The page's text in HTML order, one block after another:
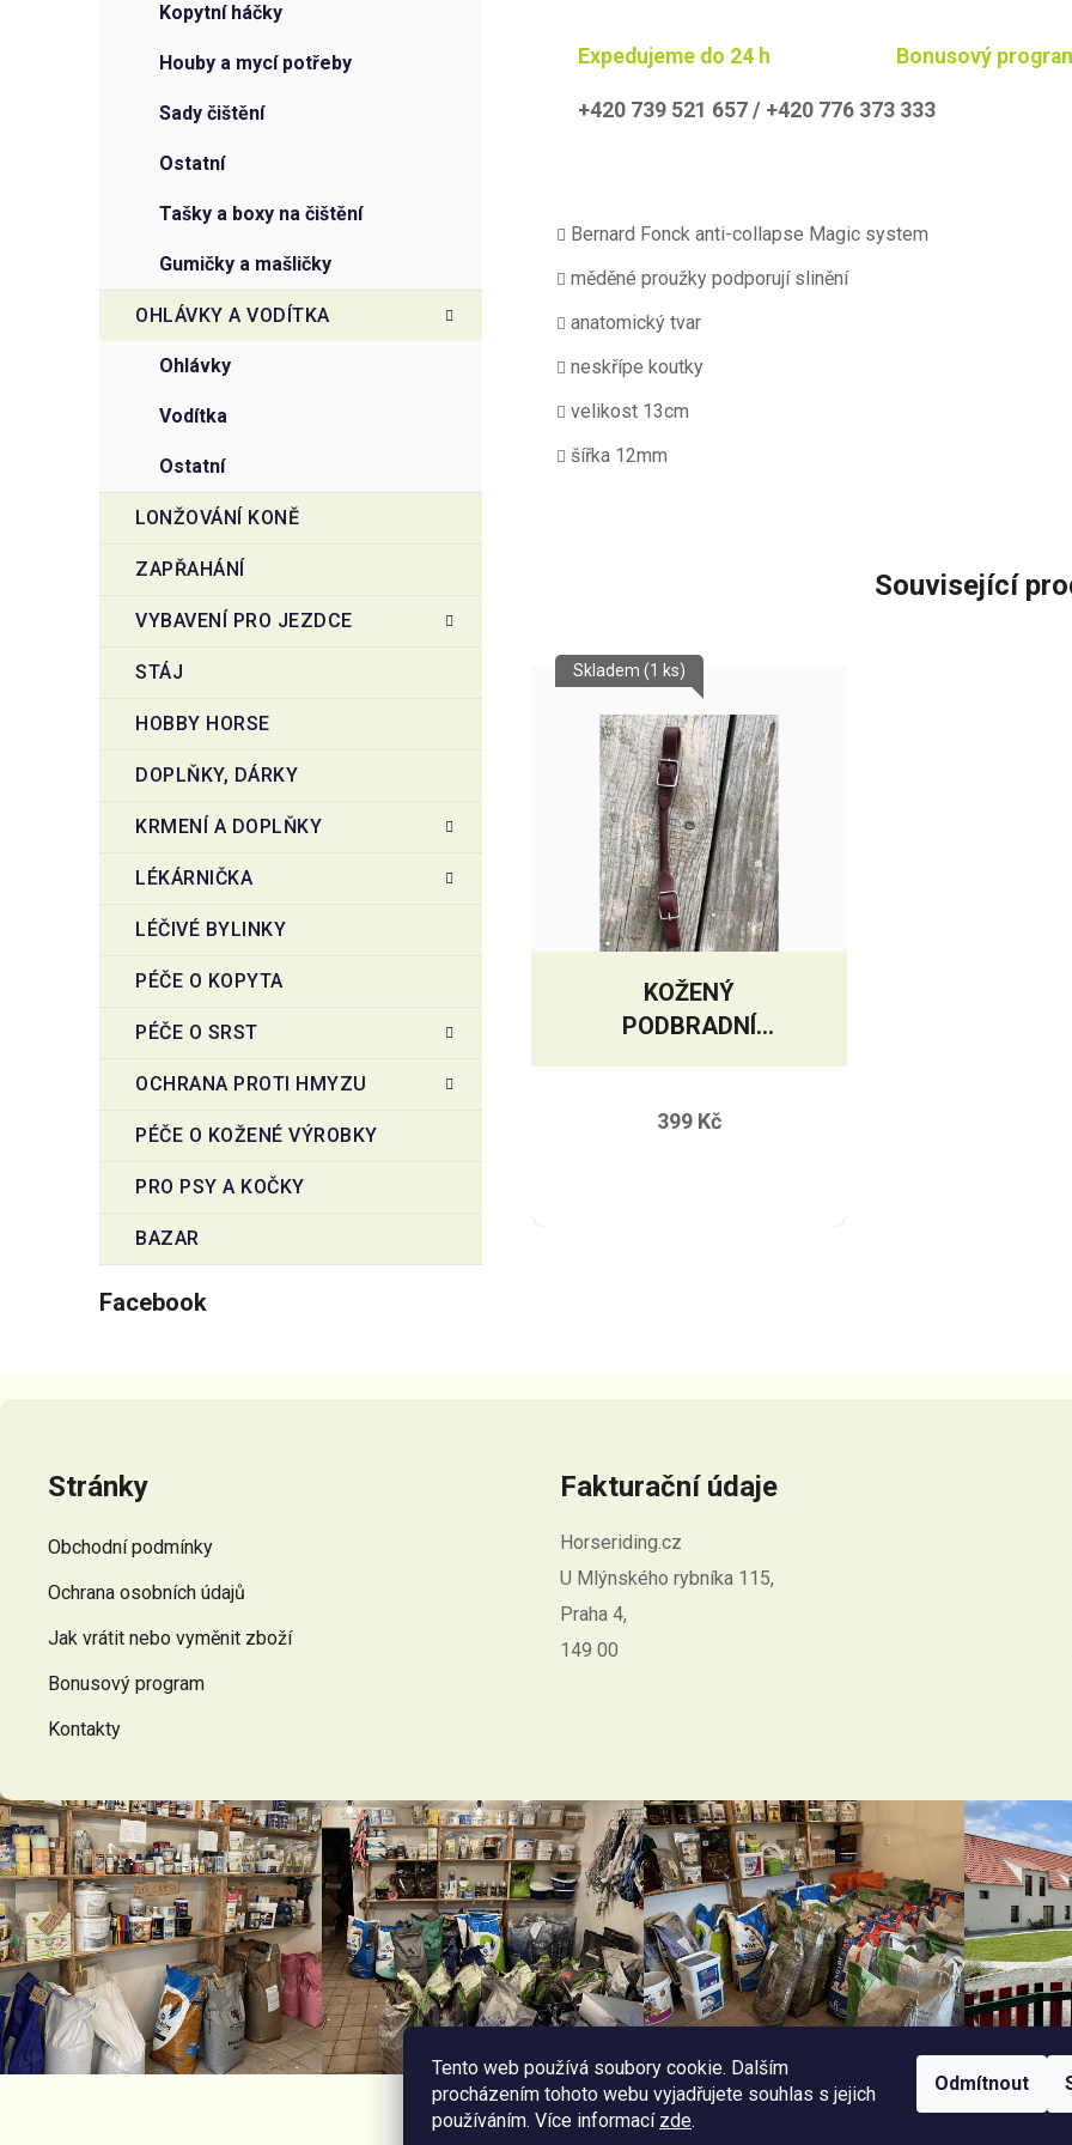
Tento web používá soubory cookie. Dalším
procházením tohoto webu vyjadřujete souhlas s jejich
používáním. Více informací zde.
Odmítnout
kopytní háčky
houby a mycí potřeby
sady čištění
ostatní
tašky a boxy na čištění
gumičky a mašličky
OHLÁVKY A VODÍTKA
ohlávky
vodítka
ostatní
LONŽOVÁNÍ KONĚ
ZAPŘAHÁNÍ
VYBAVENÍ PRO JEZDCE
STÁJ
HOBBY HORSE
DOPLŇKY, DÁRKY
KRMENÍ A DOPLŇKY
LÉKÁRNIČKA
LÉČIVÉ BYLINKY
PÉČE O KOPYTA
PÉČE O SRST
OCHRANA PROTI HMYZU
PÉČE O KOŽENÉ VÝROBKY
PRO PSY A KOČKY
BAZAR
Facebook
Expedujeme do 24 h Bonusový
+420 739 521 657 / +420 776 373 333
Bernard Fonck anti-collapse Magic system
měděné proužky podporují slinění
anatomický tvar
neskřípe koutky
velikost 13cm
šířka 12mm
Související
KOŽENÝ
PODBRADNÍ
ŘEMÍNEK PREMIUM
Skladem (1 ks)
399 Kč
Stránky
Obchodní podmínky
Ochrana osobních údajů
Jak vrátit nebo vyměnit zboží
Bonusový program
Kontakty
Fakturační údaje
Horseriding.cz
U Mlýnského rybníka 115,
Praha 4,
149 00
Facebook Horseriding